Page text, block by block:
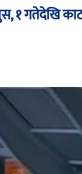
गतेदेखि